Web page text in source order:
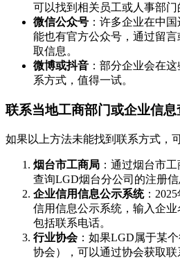
可以找到相关员工或人事部门
微信公众号 ：许多企业在中
能也有官方公众号，通过留
取信息。
微博或抖音 ：部分企业会在
系方式，值得一试。
联系当地工商部门或企业信
如果以上方法未能找到联系方式，
烟台市工商局 ：通过烟台市
查询LGD烟台分公司的注册信
企业信用信息公示系统：
信用信息公示系统，输入企业
包括联系电话。
行业协会：如果LGD属于某
协会），可以通过协会获取联